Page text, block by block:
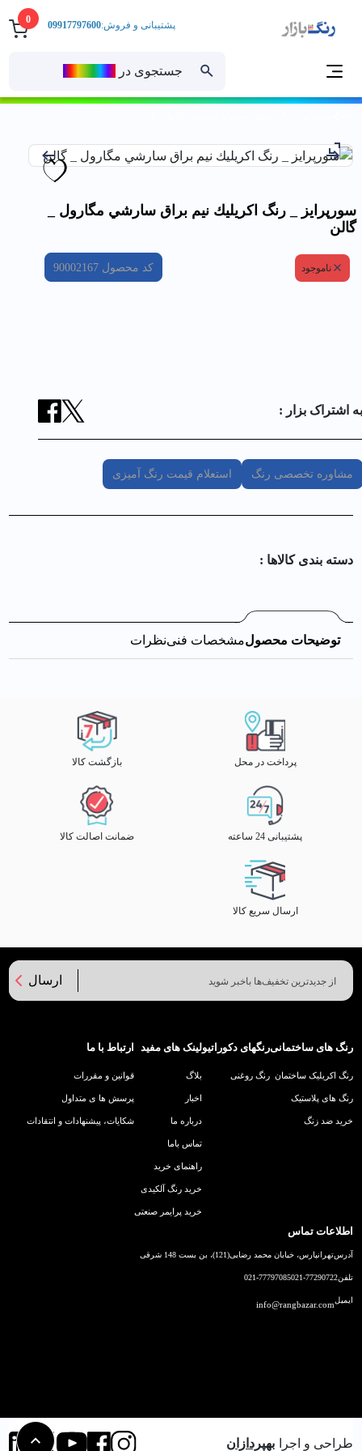
0
جستجوی در
پشتیبانی و فروش:09917797600
سورپرايز _ رنگ اكريليك نيم براق سارشي مگارول _
گالن
ناموجود کد محصول 90002167
به اشتراک بزار :
مشاوره تخصصی رنگ استعلام قیمت رنگ آمیزی
دسته بندی کالا‌ها :
توضیحات محصولمشخصات فنینظرات
پرداخت در محل بازگشت کالا
پشتیبانی 24 ساعته ضمانت اصالت کالا
ارسال سریع کالا
ارسال
رنگ های ساختمانی
رنگ اکریلیک ساختمان
رنگ های پلاستیک
خرید ضد زنگ
رنگهای دکوراتیو
رنگ روغنی
لینک های مفید
بلاگ
اخبار
درباره ما
تماس باما
راهنمای خرید
خرید رنگ آلکیدی
خرید پرایمر صنعتی
ارتباط با ما
قوانین و مقررات
پرسش ها ی متداول
شکایات، پیشنهادات و انتقادات
اطلاعات تماس
آدرستهرانپارس، خیابان محمد رضایی(121)، بن بست 148 شرقی
تلفن021-77290722
021-77797085
ایمیلinfo@rangbazar.com
طراحی و اجرا بهپردازان